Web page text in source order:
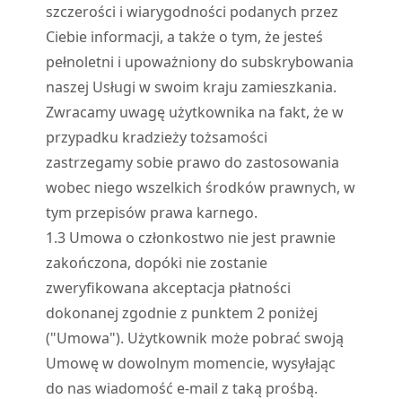
szczerości i wiarygodności podanych przez
Ciebie informacji, a także o tym, że jesteś
pełnoletni i upoważniony do subskrybowania
naszej Usługi w swoim kraju zamieszkania.
Zwracamy uwagę użytkownika na fakt, że w
przypadku kradzieży tożsamości
zastrzegamy sobie prawo do zastosowania
wobec niego wszelkich środków prawnych, w
tym przepisów prawa karnego.
1.3Umowa o członkostwo nie jest prawnie
zakończona, dopóki nie zostanie
zweryfikowana akceptacja płatności
dokonanej zgodnie z punktem 2 poniżej
("Umowa"). Użytkownik może pobrać swoją
Umowę w dowolnym momencie, wysyłając
do nas wiadomość e-mail z taką prośbą.